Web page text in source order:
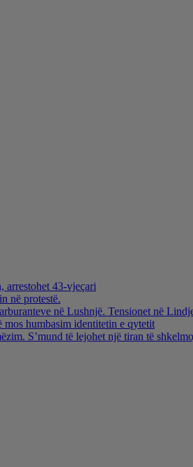
arrestohet 43-vjeçari
në protestë.
në Lushnjë. Tensionet në
humbasim identitetin e qytetit
S’mund të lejohet një tiran të